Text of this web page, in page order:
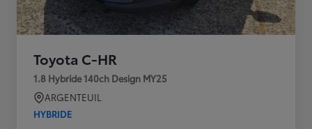
Toyota C-HR
1.8 Hybride 140ch Design MY25
ARGENTEUIL
HYBRIDE